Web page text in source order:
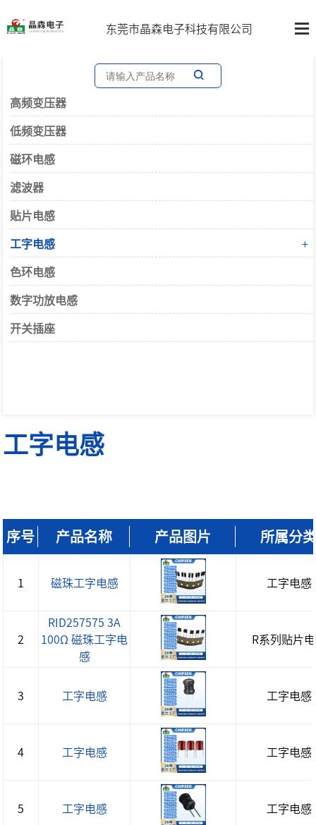
东莞市晶森电子科技有限公司
高频变压器
低频变压器
磁环电感
滤波器
贴片电感
工字电感
+
色环电感
数字功放电感
开关插座
工字电感
序号 产品名称
1 磁珠工字电感
2
RID257575 3A
100Ω 磁珠工字电
感
3 工字电感
4 工字电感
5 工字电感
产品图片 所属分
工字电感
R系列贴片
工字电感
工字电感
工字电感